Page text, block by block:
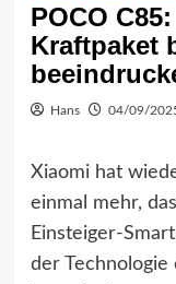
POCO
Kraftpaket
Hans 04/09/
Xiaomi hat
einmal mehr,
Einsteiger-
der Technologie